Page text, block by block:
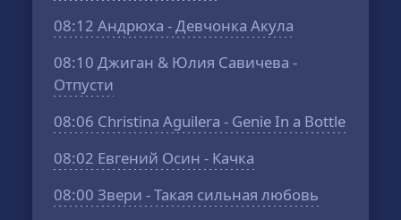
08:12 Андрюха - Девчонка Акула
08:10 Джиган & Юлия Савичева -
Отпусти
08:06 Christina Aguilera - Genie In a Bottle
08:02 Евгений Осин - Качка
08:00 Звери - Такая сильная любовь